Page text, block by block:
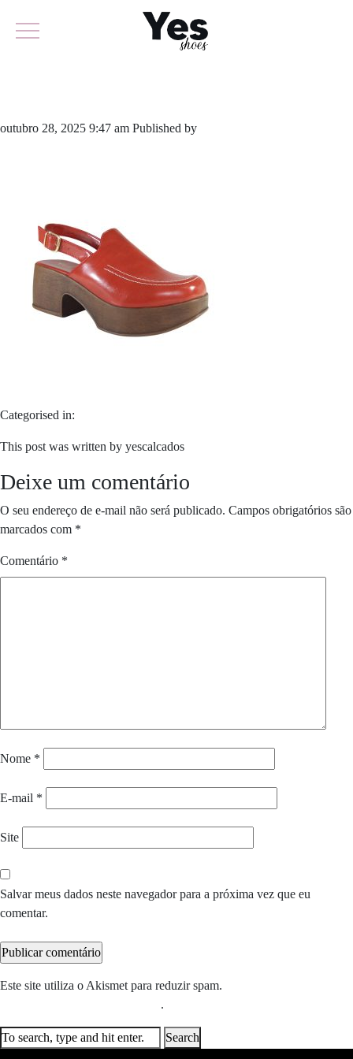
outubro 28, 2025 9:47 am Published by
Categorised in:
This post was written by yescalcados
Deixe um comentário
O seu endereço de e-mail não será publicado. Campos obrigatórios são
marcados com *
Comentário *
Nome *
E-mail *
Site
Salvar meus dados neste navegador para a próxima vez que eu
comentar.
Este site utiliza o Akismet para reduzir spam.
.
Search